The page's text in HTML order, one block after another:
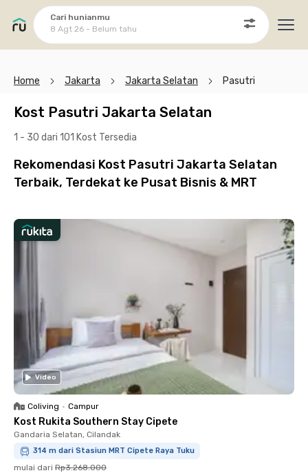
Cari hunianmu
8 Agt 26 - Belum tahu
Home Jakarta Jakarta Selatan Pasutri
Kost Pasutri Jakarta Selatan
1 - 30 dari 101 Kost Tersedia
Rekomendasi Kost Pasutri Jakarta Selatan
Terbaik, Terdekat ke Pusat Bisnis & MRT
Video
Coliving • Campur
Kost Rukita Southern Stay Cipete
Gandaria Selatan, Cilandak
314 m dari Stasiun MRT Cipete Raya Tuku
mulai dari Rp3.268.000